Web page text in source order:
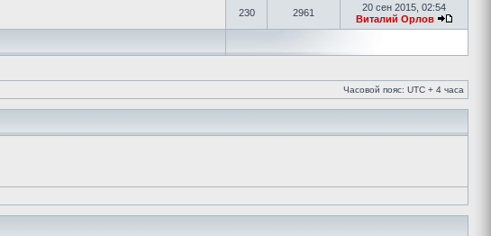
230 2961
20 сен 2015, 02:54
Виталий Орлов
Часовой пояс: UTC + 4 часа